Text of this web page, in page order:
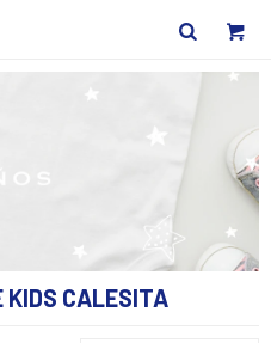
KIDS CALESITA